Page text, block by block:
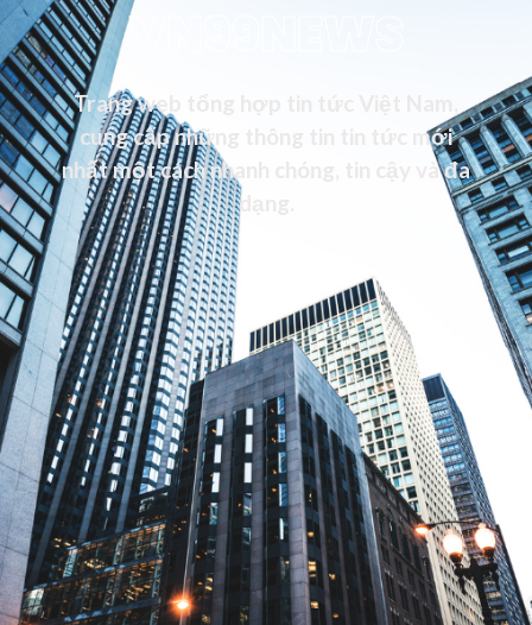
VN99NEWS
Trang web tổng hợp tin tức Việt Nam,
cung cấp những thông tin tin tức mới
nhất một cách nhanh chóng, tin cậy và đa
dạng.